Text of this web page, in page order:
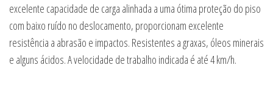
excelente capacidade de carga alinhada a uma ótima proteção do piso
com baixo ruído no deslocamento, proporcionam excelente
resistência a abrasão e impactos. Resistentes a graxas, óleos minerais
e alguns ácidos. A velocidade de trabalho indicada é até 4 km/h.